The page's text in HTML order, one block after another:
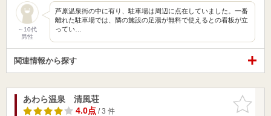
～10代
男性
芦原温泉街の中に有り、駐車場は周辺に点在していました。一番
離れた駐車場では、隣の施設の足湯が無料で使えるとの看板が立
ってい…
関連情報から探す
お気に入
りに追加
あわら温泉 清風荘
4.0点/ 3 件